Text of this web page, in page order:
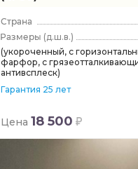
(д.ш.в.)
(укороченный, с
фарфор, с
антивсплеск)
Гарантия 25 лет
Цена 18 500